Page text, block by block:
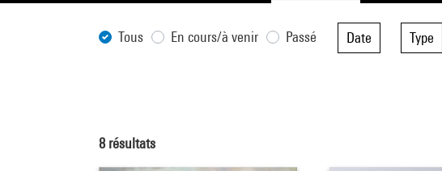
Tous En cours/à venir Passé Date Type
8 résultats